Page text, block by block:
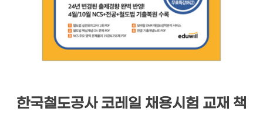
한국철도공사 코레일 채용시험 교재 책